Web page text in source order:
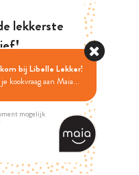
lekkerste
JOUW NIEUWSBRIEFKEUZE >
mogelijk
bij Libelle Lekker!
kookvraag aan Maia...